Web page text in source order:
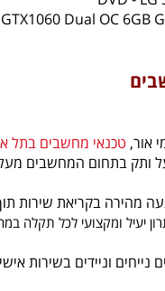
אור, טכנאי מחשבים בתל
המחשבים מעל 14 שנים עם ניסיון מוכח בתיקון ותחזוקת מחשבים לקהל הפרטי
מהירה בקריאת שירות
יעיל ומקצועי לכל תקלה
נייחים וניידים בשירות